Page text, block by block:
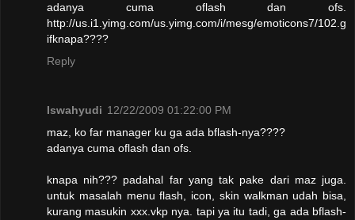
adanya cuma oflash dan ofs.
http://us.i1.yimg.com/us.yimg.com/i/mesg/emoticons7/102.g
ifknapa????
Reply
Iswahyudi 12/22/2009 01:22:00 PM
maz, ko far manager ku ga ada bflash-nya????
adanya cuma oflash dan ofs.
knapa nih??? padahal far yang tak pake dari maz juga.
untuk masalah menu flash, icon, skin walkman udah bisa,
kurang masukin xxx.vkp nya. tapi ya itu tadi, ga ada bflash-